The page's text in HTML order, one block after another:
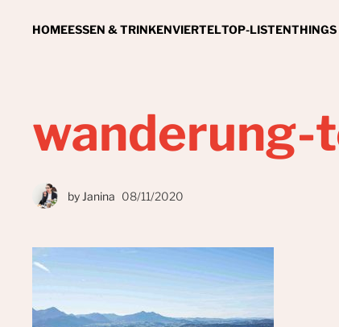
HOMEESSEN & TRINKENVIERTELTOP-LISTENTHINGS
wanderung-
by Janina 08/11/2020